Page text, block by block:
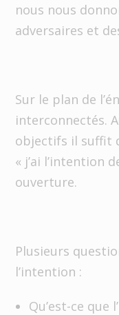
nous nous
adversaires et
Sur le plan de
interconnectés.
objectifs il suffit
« j’ai l’intention
ouverture.
Plusieurs
l’intention :
Qu’est-ce que